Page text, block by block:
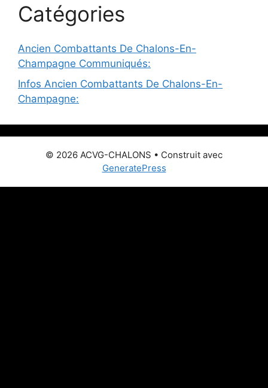
Catégories
Ancien Combattants De Chalons-En-
Champagne Communiqués:
Infos Ancien Combattants De Chalons-En-
Champagne:
© 2026 ACVG-CHALONS • Construit avec
GeneratePress